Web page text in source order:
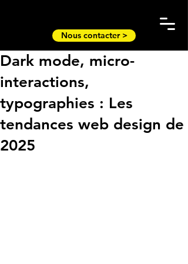
Nous contacter >
Dark mode, micro-
interactions,
typographies : Les
tendances web design de
2025